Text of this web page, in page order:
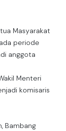
Masyarakat
periode
anggota
Menteri
komisaris
Bambang